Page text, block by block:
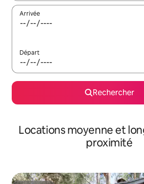
Arrivée
Départ
Rechercher
Locations moyenne et
proximité